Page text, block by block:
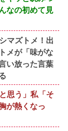
なの初めて見
マズトメ！出
メが「味がな
い放った言葉
思う」私「そ
が熱くなっ